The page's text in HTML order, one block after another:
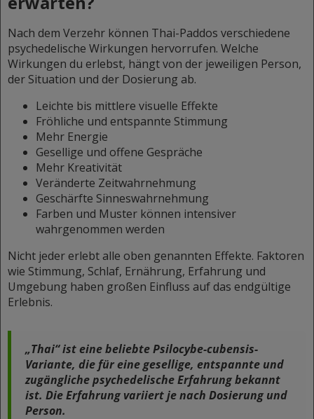
Nach dem Verzehr können Thai-Paddos verschiedene
psychedelische Wirkungen hervorrufen. Welche
Wirkungen du erlebst, hängt von der jeweiligen Person,
der Situation und der Dosierung ab.
Leichte bis mittlere visuelle Effekte
Fröhliche und entspannte Stimmung
Mehr Energie
Gesellige und offene Gespräche
Mehr Kreativität
Veränderte Zeitwahrnehmung
Geschärfte Sinneswahrnehmung
Farben und Muster können intensiver
wahrgenommen werden
Nicht jeder erlebt alle oben genannten Effekte. Faktoren
wie Stimmung, Schlaf, Ernährung, Erfahrung und
Umgebung haben großen Einfluss auf das endgültige
Erlebnis.
„Thai“ ist eine beliebtePsilocybe-cubensis-
Variante, die für eine gesellige, entspannte und
zugängliche psychedelische Erfahrung bekannt
ist. Die Erfahrung variiert je nach Dosierung und
Person.